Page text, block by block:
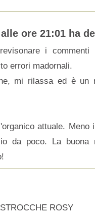
ore 21:01 ha
i
errori madornali.
mi rilassa ed è un
attuale. Meno
da poco. La buona
ROSY